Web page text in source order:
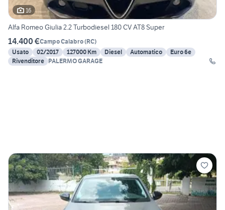
16
Alfa Romeo Giulia 2.2 Turbodiesel 180 CV AT8 Super
14.400 €Campo Calabro(RC)
Usato
02/2017 127000 Km Diesel Automatico
Euro 6e
Rivenditore PALERMO GARAGE